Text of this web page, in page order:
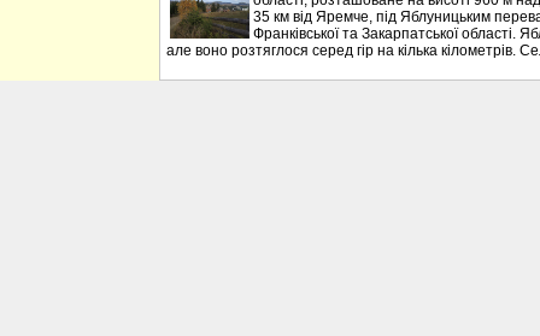
35 км від Яремче, під Яблуницьким
Франківської та Закарпатської області.
але воно розтяглося серед гір на кілька кілометрів.